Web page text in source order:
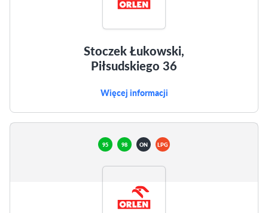
Stoczek Łukowski,
Piłsudskiego 36
Więcej informacji
95 98 ON LPG